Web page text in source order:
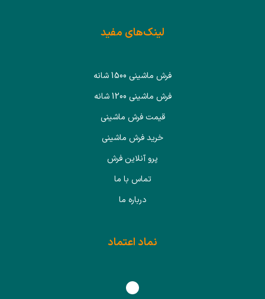
لینک‌های مفید
فرش ماشینی 1500 شانه
فرش ماشینی 1200 شانه
قیمت فرش ماشینی
خرید فرش ماشینی
پرو آنلاین فرش
تماس با ما
درباره ما
نماد اعتماد